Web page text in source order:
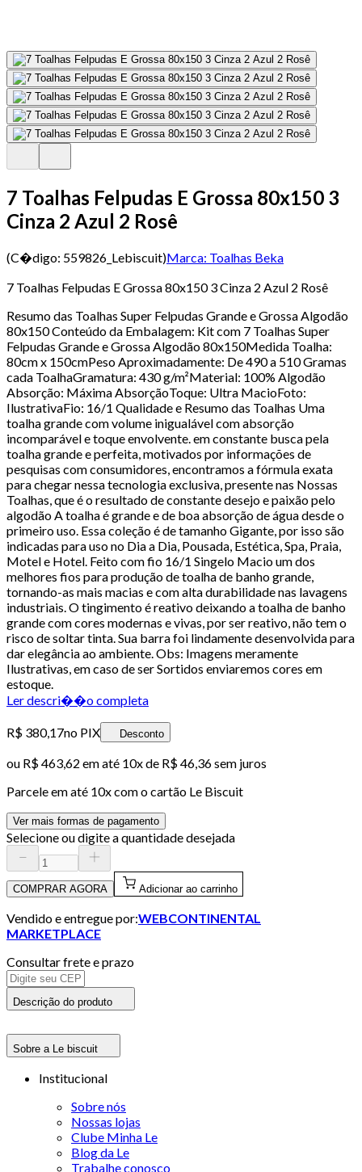
7 Toalhas Felpudas E Grossa 80x150 3
Cinza 2 Azul 2 Rosê
(C�digo: 559826_Lebiscuit)Marca: Toalhas Beka
7 Toalhas Felpudas E Grossa 80x150 3 Cinza 2 Azul 2 Rosê
Resumo das Toalhas Super Felpudas Grande e Grossa Algodão
80x150 Conteúdo da Embalagem: Kit com 7 Toalhas Super
Felpudas Grande e Grossa Algodão 80x150Medida Toalha:
80cm x 150cmPeso Aproximadamente: De 490 a 510 Gramas
cada ToalhaGramatura: 430 g/m²Material: 100% Algodão
Absorção: Máxima AbsorçãoToque: Ultra MacioFoto:
IlustrativaFio: 16/1 Qualidade e Resumo das Toalhas Uma
toalha grande com volume inigualável com absorção
incomparável e toque envolvente. em constante busca pela
toalha grande e perfeita, motivados por informações de
pesquisas com consumidores, encontramos a fórmula exata
para chegar nessa tecnologia exclusiva, presente nas Nossas
Toalhas, que é o resultado de constante desejo e paixão pelo
algodão A toalha é grande e de boa absorção de água desde o
primeiro uso. Essa coleção é de tamanho Gigante, por isso são
indicadas para uso no Dia a Dia, Pousada, Estética, Spa, Praia,
Motel e Hotel. Feito com fio 16/1 Singelo Macio um dos
melhores fios para produção de toalha de banho grande,
tornando-as mais macias e com alta durabilidade nas lavagens
industriais. O tingimento é reativo deixando a toalha de banho
grande com cores modernas e vivas, por ser reativo, não tem o
risco de soltar tinta. Sua barra foi lindamente desenvolvida para
dar elegância ao ambiente. Obs: Imagens meramente
Ilustrativas, em caso de ser Sortidos enviaremos cores em
estoque.
Ler descri��o completa
R$ 380,17no PIX Desconto
ou R$ 463,62 em até 10x de R$ 46,36 sem juros
Parcele em até 10x com o cartão Le Biscuit
Ver mais formas de pagamento
Selecione ou digite a quantidade desejada
COMPRAR AGORA Adicionar ao carrinho
Vendido e entregue por:WEBCONTINENTAL
MARKETPLACE
Consultar frete e prazo
Descrição do produto
Sobre a Le biscuit
Institucional
Sobre nós
Nossas lojas
Clube Minha Le
Blog da Le
Trabalhe conosco